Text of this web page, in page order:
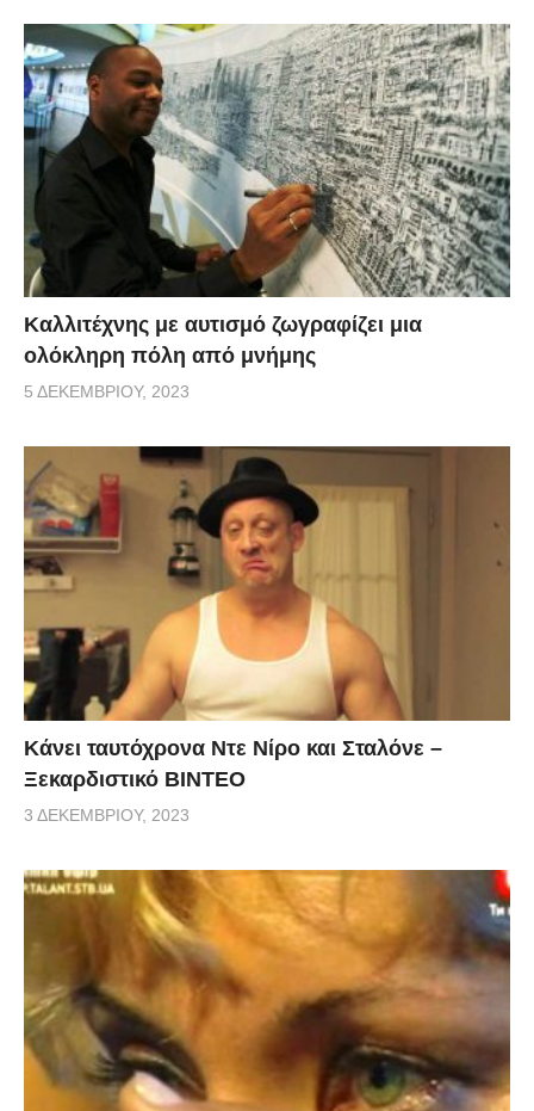
Καλλιτέχνης με αυτισμό ζωγραφίζει μια
ολόκληρη πόλη από μνήμης
5 ΔΕΚΕΜΒΡΊΟΥ, 2023
Κάνει ταυτόχρονα Ντε Νίρο και Σταλόνε –
Ξεκαρδιστικό ΒΙΝΤΕΟ
3 ΔΕΚΕΜΒΡΊΟΥ, 2023